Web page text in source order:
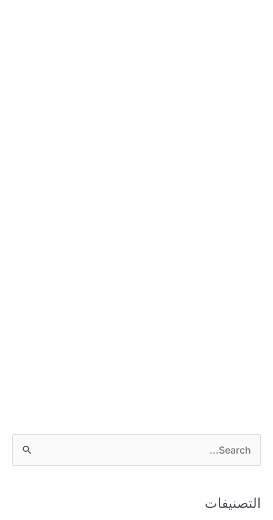
e
rالتصنيفات